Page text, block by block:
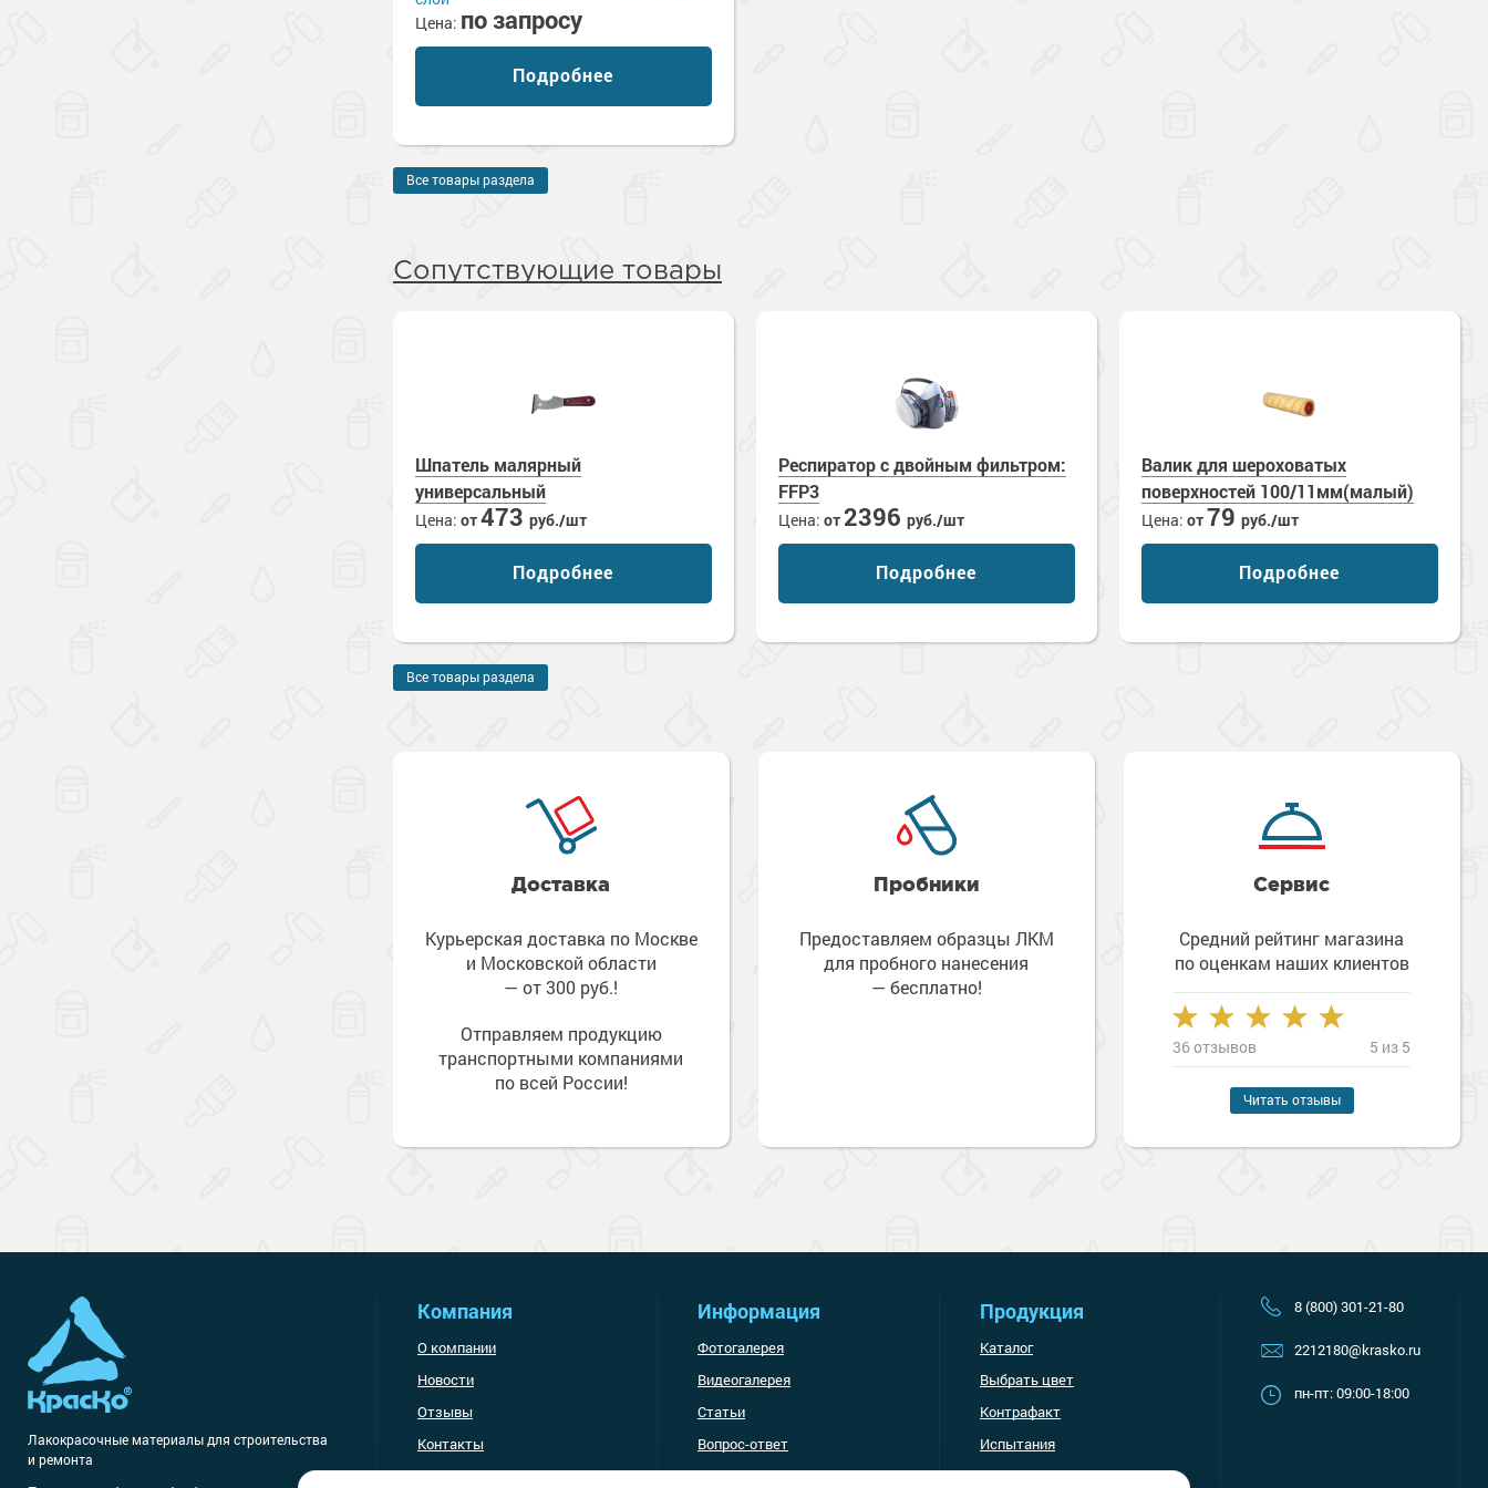
Цена: по запросу
Подробнее
Все товары раздела
Сопутствующие товары
Шпатель малярный
универсальный
Цена: от473 руб./шт
Подробнее
Респиратор с двойным фильтром:
FFP3
Цена: от2396 руб./шт
Подробнее
Валик для шероховатых
поверхностей 100/11мм(малый)
Цена: от79 руб./шт
Подробнее
Все товары раздела
Доставка
Курьерская доставка по Москве
и Московской области
— от 300 руб.!
Отправляем продукцию
транспортными компаниями
по всей России!
Пробники
Предоставляем образцы ЛКМ
для пробного нанесения
— бесплатно!
Сервис
Средний рейтинг магазина
по оценкам наших клиентов
36 отзывов 5 из 5
Читать отзывы
Лакокрасочные материалы для строительства
и ремонта
Компания
О компании
Новости
Отзывы
Контакты
Информация
Фотогалерея
Видеогалерея
Статьи
Вопрос-ответ
Доставка и оплата
Продукция
Каталог
Выбрать цвет
Контрафакт
Испытания
8 (800) 301-21-80
2212180@krasko.ru
пн-пт: 09:00-18:00